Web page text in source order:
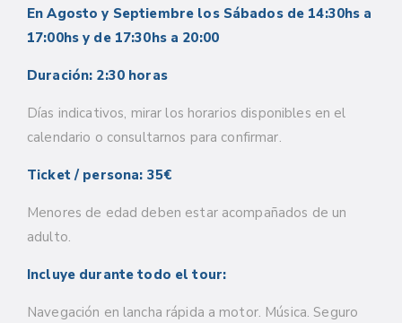
En Agosto y Septiembre los Sábados de 14:30hs a
17:00hs y de 17:30hs a 20:00
Duración: 2:30 horas
Días indicativos, mirar los horarios disponibles en el
calendario o consultarnos para confirmar.
Ticket / persona: 35€
Menores de edad deben estar acompañados de un
adulto.
Incluye durante todo el tour:
Navegación en lancha rápida a motor. Música. Seguro